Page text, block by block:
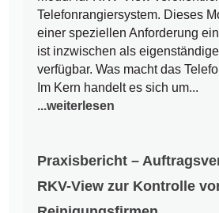
Telefonrangiersystem. Dieses
einer speziellen Anforderung
ist inzwischen als
verfügbar. Was macht das
Im Kern handelt es sich um...
...weiterlesen
Praxisbericht –
RKV-View zur Kontrolle